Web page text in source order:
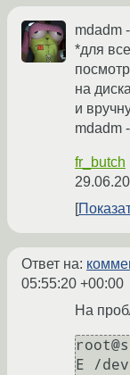
mdadm
*для
на
и
mdadm
fr_butch
Ответ на:
05:55:20 +00:00
На
E /